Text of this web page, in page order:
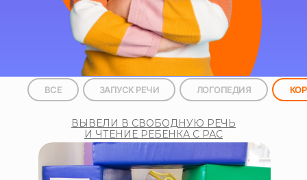
ЛОГОПЕДИЯ
ЗАПУСК РЕЧИ
ВСЕ
ВЫВЕЛИ В СВОБОДНУЮ РЕЧЬ
И ЧТЕНИЕ РЕБЕНКА С РАС